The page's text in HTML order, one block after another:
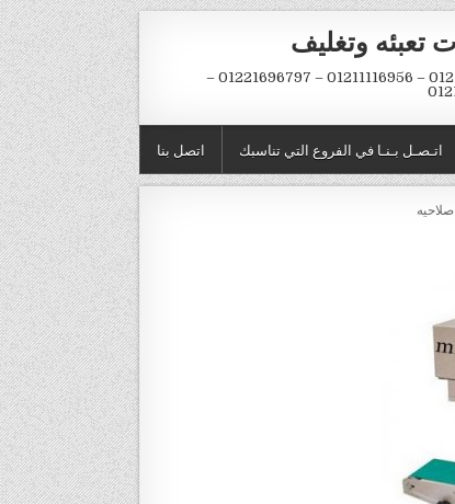
تعبئه وتغليف
01211116954 – 01211116956 – 01221696797 –
اتصل بنا اتـصـل بـنـا في الفروع التي تناسبك